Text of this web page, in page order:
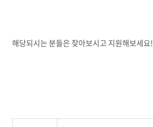
해당되시는 분들은 찾아보시고 지원해보세요!